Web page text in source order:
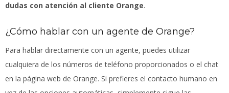
dudas con atención al cliente Orange.
¿Cómo hablar con un agente de Orange?
Para hablar directamente con un agente, puedes utilizar
cualquiera de los números de teléfono proporcionados o el chat
en la página web de Orange. Si prefieres el contacto humano en